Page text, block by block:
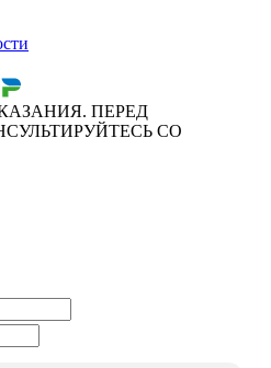
ПЕРЕД
СО